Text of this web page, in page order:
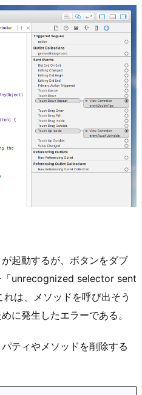
起動するが、ボタンをダブ
「unrecognized selector sent
は、メソッドを呼び出そう
に発生したエラーである。
ティやメソッドを削除する